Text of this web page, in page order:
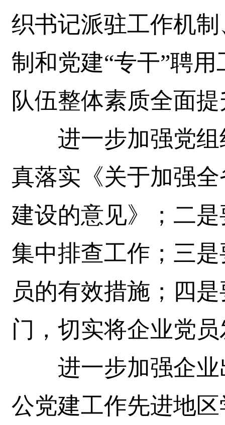
织书记派驻工作机
制和党建“专干”聘
队伍整体素质全面
进一步加强党组
真落实《关于加强
建设的意见》；二
集中排查工作；三
员的有效措施；四
门，切实将企业党
进一步加强企业
公党建工作先进地